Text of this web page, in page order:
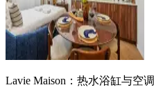
Lavie Maison：热水浴缸与空调